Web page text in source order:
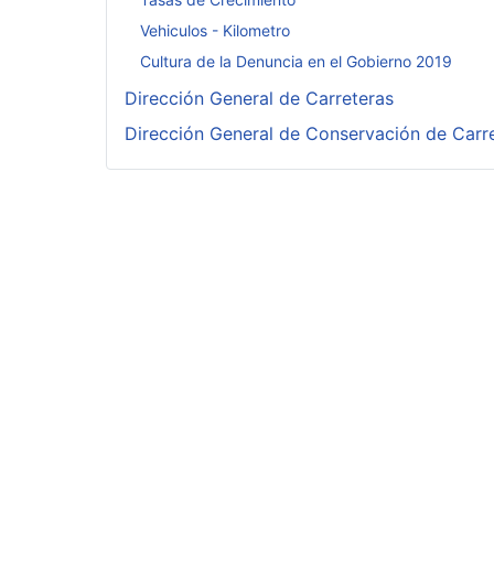
Vehiculos - Kilometro
Cultura de la Denuncia en el Gobierno 2019
Dirección General de Carreteras
Dirección General de Conservación de